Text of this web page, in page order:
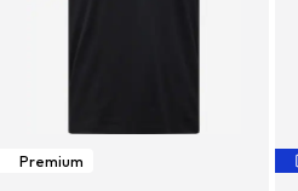
Premium